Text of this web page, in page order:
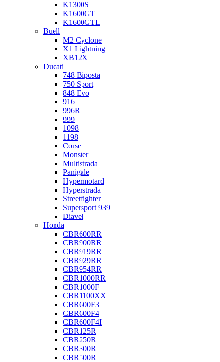
K1300S
K1600GT
K1600GTL
Buell
M2 Cyclone
X1 Lightning
XB12X
Ducati
748 Biposta
750 Sport
848 Evo
916
996R
999
1098
1198
Corse
Monster
Multistrada
Panigale
Hypermotard
Hyperstrada
Streetfighter
Supersport 939
Diavel
Honda
CBR600RR
CBR900RR
CBR919RR
CBR929RR
CBR954RR
CBR1000RR
CBR1000F
CBR1100XX
CBR600F3
CBR600F4
CBR600F4I
CBR125R
CBR250R
CBR300R
CBR500R